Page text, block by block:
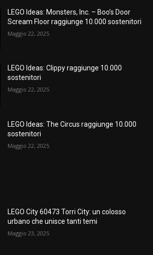
LEGO Ideas: Monsters, Inc. – Boo’s Door
Scream Floor raggiunge 10.000 sostenitori
Maggio 22, 2025
LEGO Ideas: Clippy raggiunge 10.000
sostenitori
Maggio 22, 2025
LEGO Ideas: The Circus raggiunge 10.000
sostenitori
Maggio 22, 2025
LEGO City 60473 Torri City: un colosso
urbano che unisce tanti temi
Maggio 23, 2025